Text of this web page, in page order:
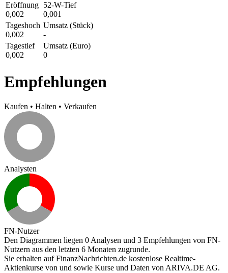
Eröffnung
0,002
52-W-Tief
0,001
Tageshoch
0,002
Umsatz (Stück)
-
Tagestief
0,002
Umsatz (Euro)
0
Empfehlungen
Kaufen • Halten • Verkaufen
Analysten
FN-Nutzer
Den Diagrammen liegen 0 Analysen und 3 Empfehlungen von FN-
Nutzern aus den letzten 6 Monaten zugrunde.
Sie erhalten auf FinanzNachrichten.de kostenlose Realtime-
Aktienkurse von und sowie Kurse und Daten von ARIVA.DE AG.